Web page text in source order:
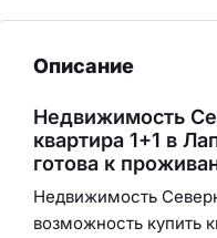
Описание
Недвижимость
квартира 1+1 в
готова к
Недвижимость
возможность купить